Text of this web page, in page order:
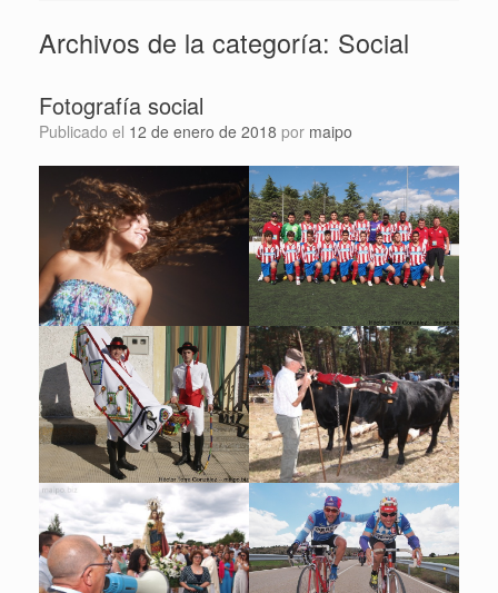
Archivos de la categoría: Social
Fotografía social
Publicado el 12 de enero de 2018 por maipo